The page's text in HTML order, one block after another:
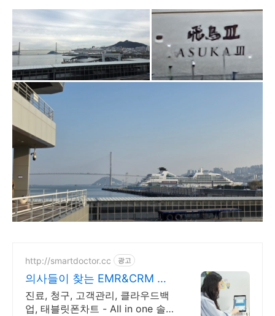
http://smartdoctor.cc 광고
의사들이 찾는 EMR&CRM 스
마트닥터
진료, 청구, 고객관리, 클라우드백
업, 태블릿폰차트 - All in one 솔루